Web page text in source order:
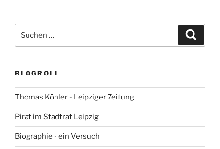
nach:
BLOGROLL
Thomas Köhler - Leipziger Zeitung
Pirat im Stadtrat Leipzig
Biographie - ein Versuch